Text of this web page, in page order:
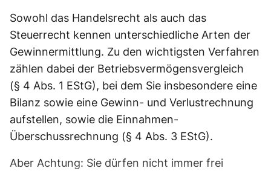
Sowohl das Handelsrecht als auch das
Steuerrecht kennen unterschiedliche Arten der
Gewinnermittlung. Zu den wichtigsten Verfahren
zählen dabei der Betriebsvermögensvergleich
(§ 4 Abs. 1 EStG), bei dem Sie insbesondere eine
Bilanz sowie eine Gewinn- und Verlustrechnung
aufstellen, sowie die Einnahmen-
Überschussrechnung (§ 4 Abs. 3 EStG).
Aber Achtung: Sie dürfen nicht immer frei